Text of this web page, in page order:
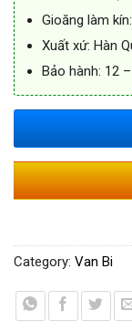
Gioăng làm
Xuất xứ: Hàn
Bảo hành: 12
Category: Van Bi